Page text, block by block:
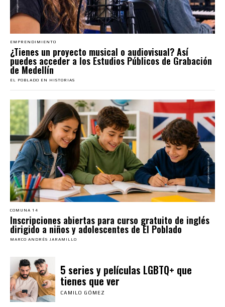
EMPRENDIMIENTO
¿Tienes un proyecto musical o audiovisual? Así
puedes acceder a los Estudios Públicos de Grabación
de Medellín
EL POBLADO EN HISTORIAS
COMUNA 14
Inscripciones abiertas para curso gratuito de inglés
dirigido a niños y adolescentes de El Poblado
MARCO ANDRÉS JARAMILLO
5 series y películas LGBTQ+ que
tienes que ver
CAMILO GÓMEZ